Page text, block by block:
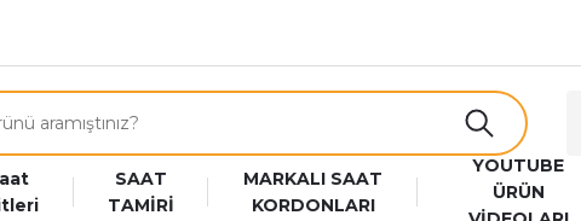
SAAT
TAMİRİ
MARKALI SAAT
KORDONLARI
YOUTUBE
ÜRÜN